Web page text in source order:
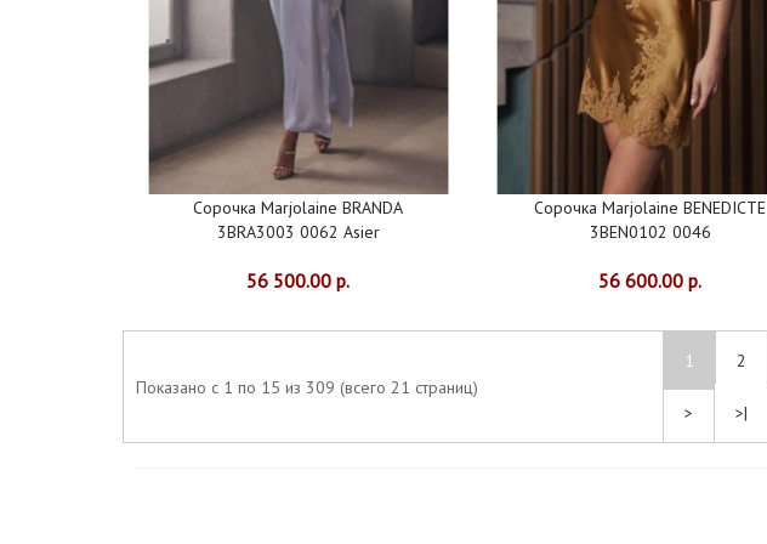
Сорочка Marjolaine BRANDA
3BRA3003 0062 Asier
56 500.00 р.
Сорочка Marjolaine BENEDICTE
3BEN0102 0046
56 600.00 р.
Показано с 1 по 15 из 309 (всего 21 страниц)
1 2
> >|